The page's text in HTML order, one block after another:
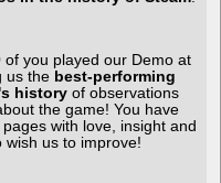
of you played our Demo at
us the best-performing
history of observations
the game! You have
with love, insight and
wish us to improve!